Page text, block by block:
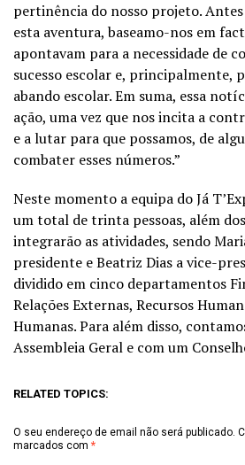
pertinência do nosso projeto.
esta aventura, baseamo-nos em
apontavam para a necessidade de
sucesso escolar e, principalmente,
abando escolar. Em suma, essa
ação, uma vez que nos incita a
e a lutar para que possamos, de
combater esses números.”
Neste momento a equipa do Já
um total de trinta pessoas, além
integrarão as atividades, sendo
presidente e Beatriz Dias a vice-
dividido em cinco departamentos
Relações Externas, Recursos
Humanas. Para além disso,
Assembleia Geral e com um
RELATED TOPICS:
O seu endereço de email não será publicado.
marcados com *